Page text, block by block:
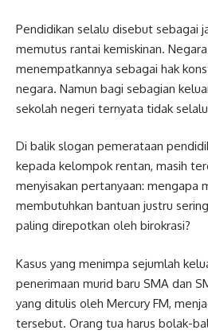
Pendidikan selalu disebut sebagai
memutus rantai kemiskinan.
menempatkannya sebagai hak
negara. Namun bagi sebagian
sekolah negeri ternyata tidak
Di balik slogan pemerataan
kepada kelompok rentan, masih
menyisakan pertanyaan: mengapa
membutuhkan bantuan justru
paling direpotkan oleh birokrasi?
Kasus yang menimpa sejumlah
penerimaan murid baru SMA dan
yang ditulis oleh Mercury FM,
tersebut. Orang tua harus bolak-